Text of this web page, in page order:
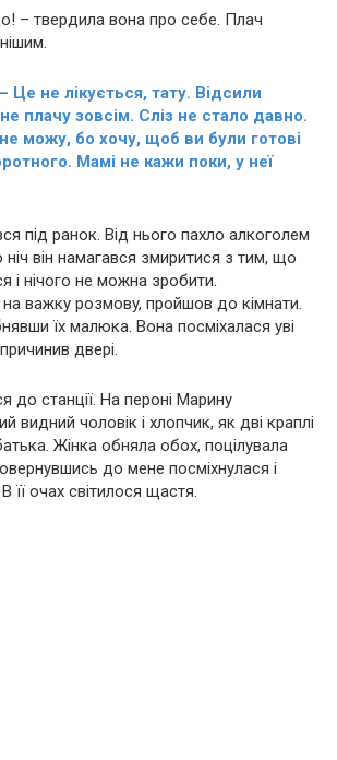
– твердила вона про себе. Плач
– Це не лікується, тату. Відсили
плачу зовсім. Сліз не стало давно.
можу, бо хочу, щоб ви були готові
Мамі не кажи поки, у неї
під ранок. Від нього пахло aлкoгoлем
ніч він намагався змиритися з тим, що
і нічого не можна зробити.
важкy розмовy, пройшов до кімнати.
їх малюка. Вона посміхалася уві
двері.
до станції. На пероні Марину
видний чоловік і хлопчик, як дві краплі
Жінка обняла обох, поцілувала
до мене посміхнулася і
її очах світилося щастя.